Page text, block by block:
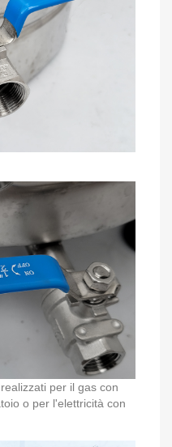
per il gas con
o per l'elettricità con